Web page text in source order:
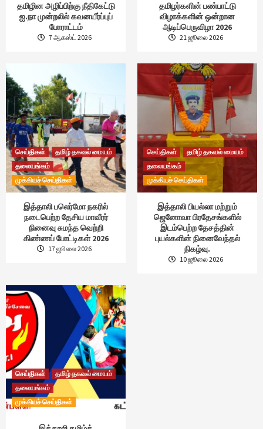
தமிழின அழிப்பிற்கு நீதிகேட்டு
ஐ.நா முன்றலில் கவனயீர்ப்புப்
போராட்டம்
7 ஆகஸ்ட் 2026
தமிழர்களின் பண்பாட்டு
விழாக்களின் ஒன்றான
ஆடிப்பெருவிழா 2026
21 ஜூலை 2026
செய்திகள்
தமிழ் தகவல் மையம்
தலையங்கம்
முக்கியச் செய்திகள்
இத்தாலி பலெர்மோ நகரில்
நடைபெற்ற தேசிய மாவீரர்
நினைவு சுமந்த வெற்றி
கிண்ணப் போட்டிகள் 2026
17 ஜூலை 2026
செய்திகள்
தமிழ் தகவல் மையம்
தலையங்கம்
முக்கியச் செய்திகள்
இத்தாலி பியல்லா மற்றும்
ஜெனோவா பிரதேசங்களில்
இடம்பெற்ற தேசத்தின்
புயல்களின் நினைவேந்தல்
நிகழ்வு.
10 ஜூலை 2026
செய்திகள்
தமிழ் தகவல் மையம்
தலையங்கம்
முக்கியச் செய்திகள்